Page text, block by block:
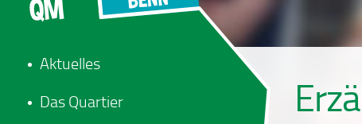
Aktuelles
Das Quartier